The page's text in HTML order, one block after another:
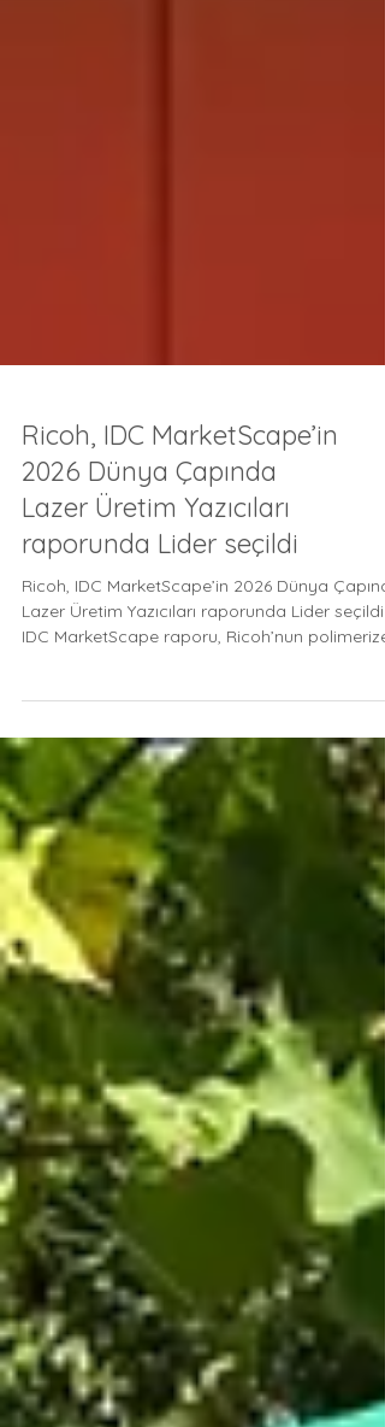
Ricoh, IDC MarketScape’in
2026 Dünya Çapında
Lazer Üretim Yazıcıları
raporunda Lider seçildi
Ricoh, IDC MarketScape’in 2026 Dünya
toner teknolojisini; baskı kalitesi, enerji
yetkinliklerinden biri olarak öne çıkardı.
Ağustos 2026 – Ricoh bugün, IDC MarketScape:
Dünya Çapında Lazer Üretim Yazıcıları, 2026
Tedarikçi Değerlendirmesi raporunda Liderler
Kategorisi’nde yer aldığını duyurdu. Ricoh, ID